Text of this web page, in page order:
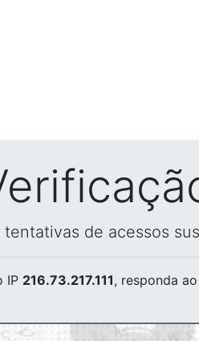
de acessos
IP 216.73.217.111, responda